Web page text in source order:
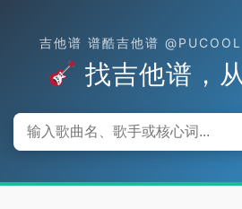
吉他谱 谱酷吉他谱
找吉他谱，